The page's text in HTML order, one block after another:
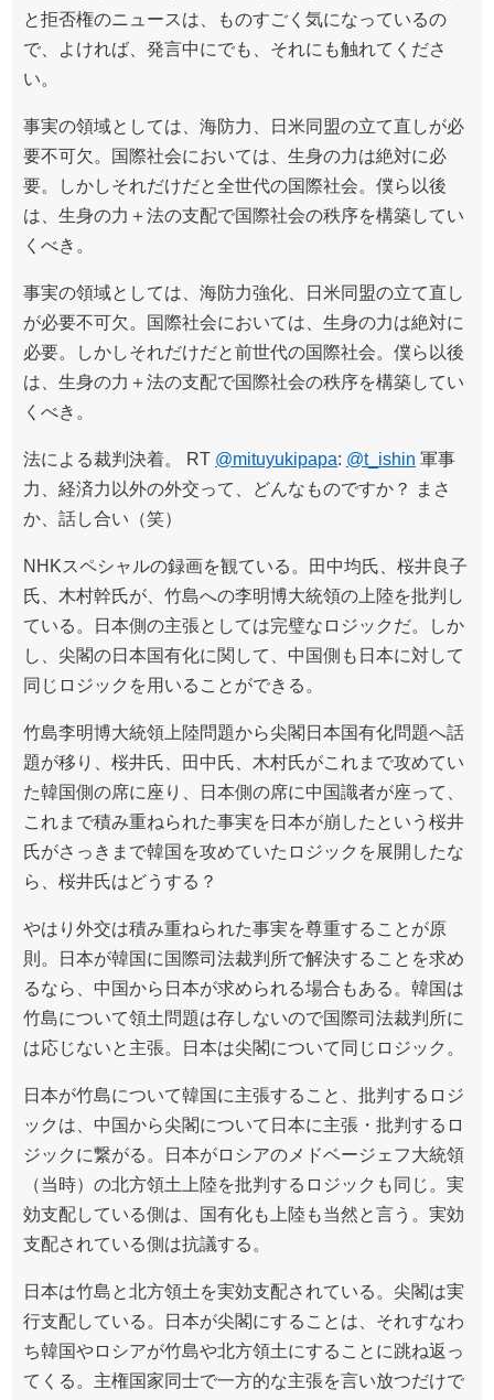
と拒否権のニュースは、ものすごく気になっているの
で、よければ、発言中にでも、それにも触れてくださ
い。
事実の領域としては、海防力、日米同盟の立て直しが必
要不可欠。国際社会においては、生身の力は絶対に必
要。しかしそれだけだと全世代の国際社会。僕ら以後
は、生身の力＋法の支配で国際社会の秩序を構築してい
くべき。
事実の領域としては、海防力強化、日米同盟の立て直し
が必要不可欠。国際社会においては、生身の力は絶対に
必要。しかしそれだけだと前世代の国際社会。僕ら以後
は、生身の力＋法の支配で国際社会の秩序を構築してい
くべき。
法による裁判決着。 RT @mituyukipapa: @t_ishin 軍事
力、経済力以外の外交って、どんなものですか？ まさ
か、話し合い（笑）
NHKスペシャルの録画を観ている。田中均氏、桜井良子
氏、木村幹氏が、竹島への李明博大統領の上陸を批判し
ている。日本側の主張としては完璧なロジックだ。しか
し、尖閣の日本国有化に関して、中国側も日本に対して
同じロジックを用いることができる。
竹島李明博大統領上陸問題から尖閣日本国有化問題へ話
題が移り、桜井氏、田中氏、木村氏がこれまで攻めてい
た韓国側の席に座り、日本側の席に中国識者が座って、
これまで積み重ねられた事実を日本が崩したという桜井
氏がさっきまで韓国を攻めていたロジックを展開したな
ら、桜井氏はどうする？
やはり外交は積み重ねられた事実を尊重することが原
則。日本が韓国に国際司法裁判所で解決することを求め
るなら、中国から日本が求められる場合もある。韓国は
竹島について領土問題は存しないので国際司法裁判所に
は応じないと主張。日本は尖閣について同じロジック。
日本が竹島について韓国に主張すること、批判するロジ
ックは、中国から尖閣について日本に主張・批判するロ
ジックに繋がる。日本がロシアのメドベージェフ大統領
（当時）の北方領土上陸を批判するロジックも同じ。実
効支配している側は、国有化も上陸も当然と言う。実効
支配されている側は抗議する。
日本は竹島と北方領土を実効支配されている。尖閣は実
行支配している。日本が尖閣にすることは、それすなわ
ち韓国やロシアが竹島や北方領土にすることに跳ね返っ
てくる。主権国家同士で一方的な主張を言い放つだけで